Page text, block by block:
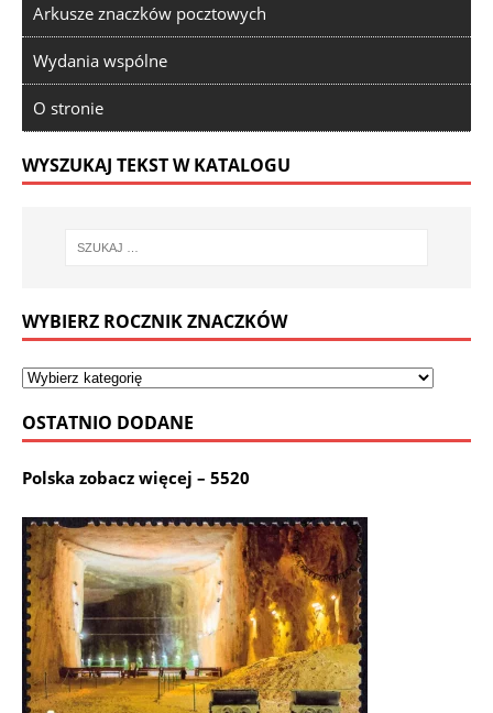
Arkusze znaczków pocztowych
Wydania wspólne
O stronie
WYSZUKAJ TEKST W KATALOGU
WYBIERZ ROCZNIK ZNACZKÓW
OSTATNIO DODANE
Polska zobacz więcej – 5520